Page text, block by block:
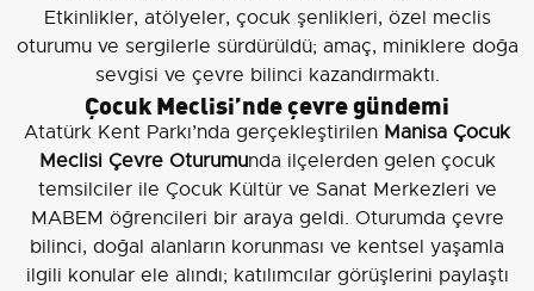
Etkinlikler, atölyeler, çocuk şenlikleri, özel meclis
oturumu ve sergilerle sürdürüldü; amaç, miniklere doğa
sevgisi ve çevre bilinci kazandırmaktı.
Çocuk Meclisi’nde çevre gündemi
Atatürk Kent Parkı’nda gerçekleştirilen Manisa Çocuk
Meclisi Çevre Oturumunda ilçelerden gelen çocuk
temsilciler ile Çocuk Kültür ve Sanat Merkezleri ve
MABEM öğrencileri bir araya geldi. Oturumda çevre
bilinci, doğal alanların korunması ve kentsel yaşamla
ilgili konular ele alındı; katılımcılar görüşlerini paylaştı